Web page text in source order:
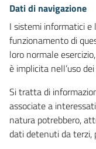
Dati di navigazione
I sistemi informatici e
funzionamento di
loro normale
è implicita nell’uso
Si tratta di
associate a
natura potrebbero,
dati detenuti da